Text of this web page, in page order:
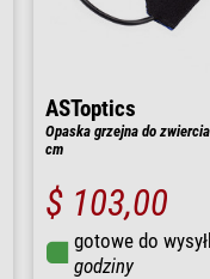
ASToptics
Opaska grzejna do
cm
$ 103,00
gotowe do
godziny